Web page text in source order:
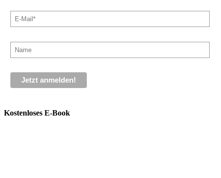
Kostenloses E-Book